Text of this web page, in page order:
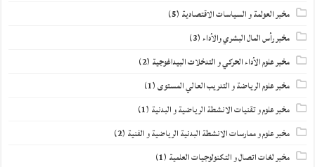
مخبر العولمة و السياسات الاقتصادية (5)
مخبر رأس المال البشري والأداء(3)
مخبر علوم الأداء الحركي و التدخلات البيداغوجية (2)
مخبر علوم الرياضة و التدريب العالي المستوى(1)
مخبر علوم و تقنيات الانشطة الرياضية و البدنية (1)
مخبر علوم و ممارسات الانشطة البدنية الرياضية و الفنية (2)
مخبر لغات اتصال و التكنولوجيات العلمية (1)